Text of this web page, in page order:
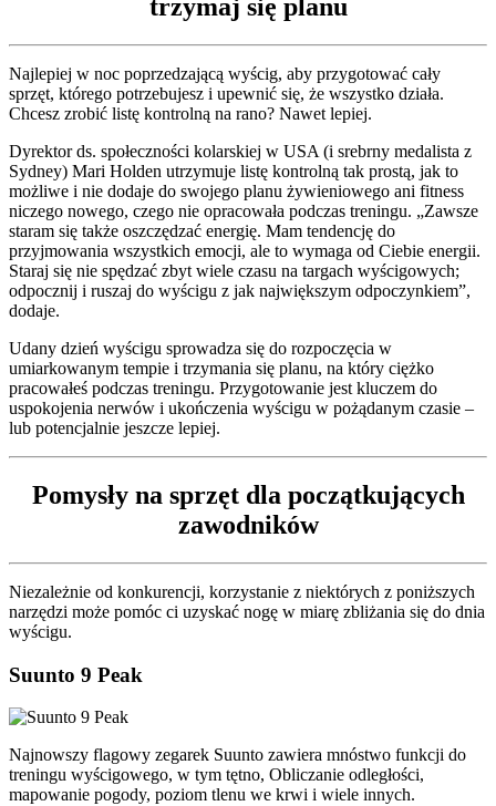
trzymaj się planu
Najlepiej w noc poprzedzającą wyścig, aby przygotować cały
sprzęt, którego potrzebujesz i upewnić się, że wszystko działa.
Chcesz zrobić listę kontrolną na rano? Nawet lepiej.
Dyrektor ds. społeczności kolarskiej w USA (i srebrny medalista z
Sydney) Mari Holden utrzymuje listę kontrolną tak prostą, jak to
możliwe i nie dodaje do swojego planu żywieniowego ani fitness
niczego nowego, czego nie opracowała podczas treningu. „Zawsze
staram się także oszczędzać energię. Mam tendencję do
przyjmowania wszystkich emocji, ale to wymaga od Ciebie energii.
Staraj się nie spędzać zbyt wiele czasu na targach wyścigowych;
odpocznij i ruszaj do wyścigu z jak największym odpoczynkiem”,
dodaje.
Udany dzień wyścigu sprowadza się do rozpoczęcia w
umiarkowanym tempie i trzymania się planu, na który ciężko
pracowałeś podczas treningu. Przygotowanie jest kluczem do
uspokojenia nerwów i ukończenia wyścigu w pożądanym czasie –
lub potencjalnie jeszcze lepiej.
Pomysły na sprzęt dla początkujących
zawodników
Niezależnie od konkurencji, korzystanie z niektórych z poniższych
narzędzi może pomóc ci uzyskać nogę w miarę zbliżania się do dnia
wyścigu.
Suunto 9 Peak
Najnowszy flagowy zegarek Suunto zawiera mnóstwo funkcji do
treningu wyścigowego, w tym tętno, Obliczanie odległości,
mapowanie pogody, poziom tlenu we krwi i wiele innych.